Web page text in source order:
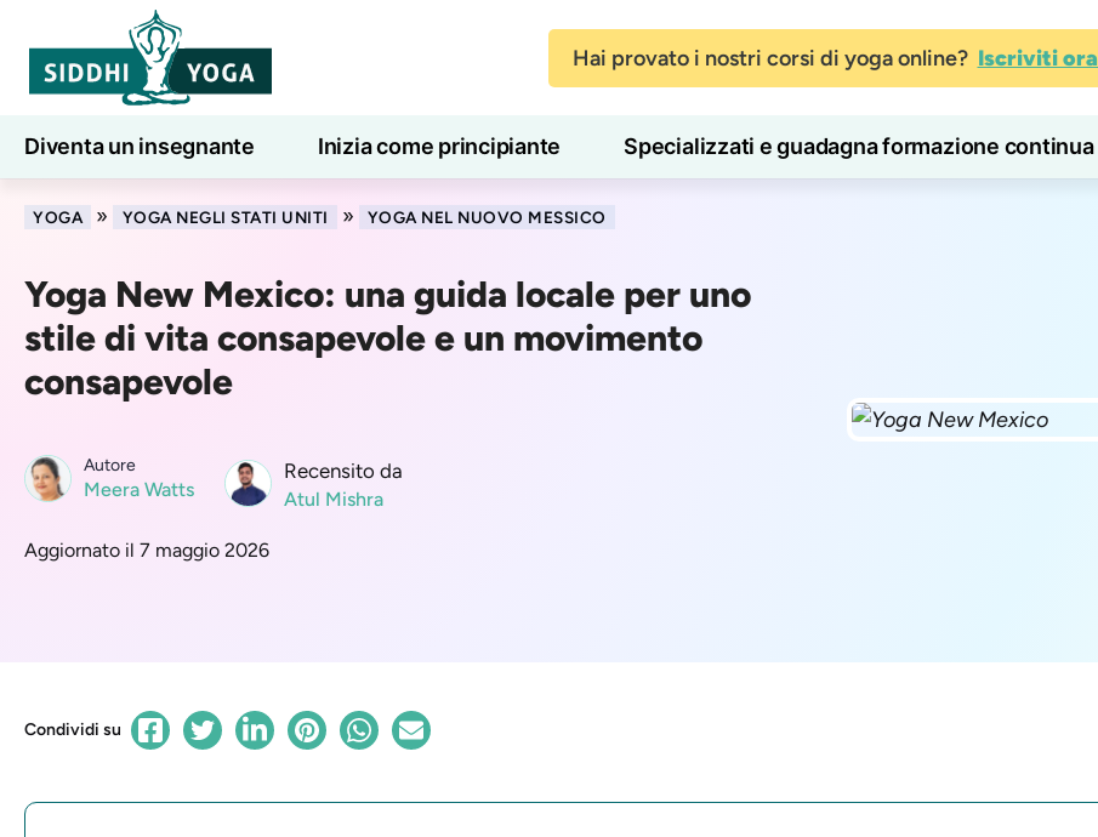
Hai provato i nostri corsi di yoga online? Iscriviti ora
Diventa un insegnante Inizia come principiante Specializzati e guadagna formazione continua
Lezioni di yoga online 7 giorni di benessere Blog
YOGA » YOGA NEGLI STATI UNITI » YOGA NEL NUOVO MESSICO
Yoga New Mexico: una guida locale per uno
stile di vita consapevole e un movimento
consapevole
Autore
Meera Watts
Recensito da
Atul Mishra
Aggiornato il 7 maggio 2026
Condividi su